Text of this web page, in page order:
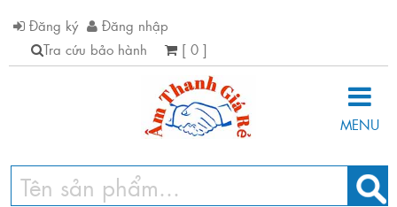
Đăng ký
Đăng nhập
Tra cứu bảo hành
[ 0 ]
MENU